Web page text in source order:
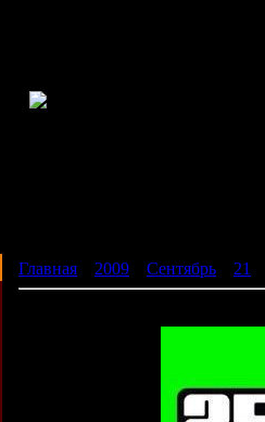
Главная 2009 Сентябрь 21